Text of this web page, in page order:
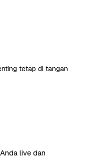
tetap di tangan
live dan